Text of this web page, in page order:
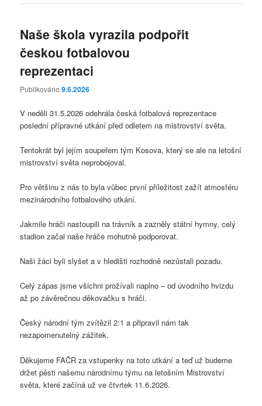
Naše škola vyrazila podpořit
českou fotbalovou
reprezentaci
Publikováno9.6.2026
V neděli 31.5.2026 odehrála česká fotbalová reprezentace
poslední přípravné utkání před odletem na mistrovství světa.
Tentokrát byl jejím soupeřem tým Kosova, který se ale na letošní
mistrovství světa neprobojoval.
Pro většinu z nás to byla vůbec první příležitost zažít atmosféru
mezinárodního fotbalového utkání.
Jakmile hráči nastoupili na trávník a zazněly státní hymny, celý
stadion začal naše hráče mohutně podporovat.
Naši žáci byli slyšet a v hledišti rozhodně nezůstali pozadu.
Celý zápas jsme všichni prožívali naplno – od úvodního hvizdu
až po závěrečnou děkovačku s hráči.
Český národní tým zvítězil 2:1 a připravil nám tak
nezapomenutelný zážitek.
Děkujeme FAČR za vstupenky na toto utkání a teď už budeme
držet pěsti našemu národnímu týmu na letošním Mistrovství
světa, které začíná už ve čtvrtek 11.6.2026.